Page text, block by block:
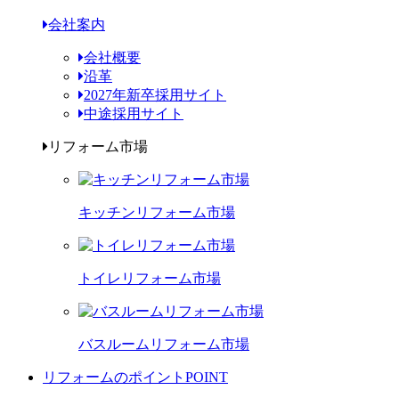
会社案内
会社概要
沿革
2027年新卒採用サイト
中途採用サイト
リフォーム市場
キッチンリフォーム市場
トイレリフォーム市場
バスルームリフォーム市場
リフォームのポイント POINT